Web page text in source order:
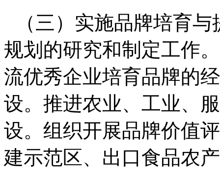
（三）实施品牌培育
规划的研究和制定工作
流优秀企业培育品牌的
设。推进农业、工业、
设。组织开展品牌价值
建示范区、出口食品农